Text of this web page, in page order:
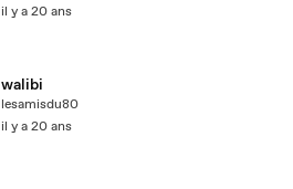
il y a 20 ans
walibi
lesamisdu80
il y a 20 ans